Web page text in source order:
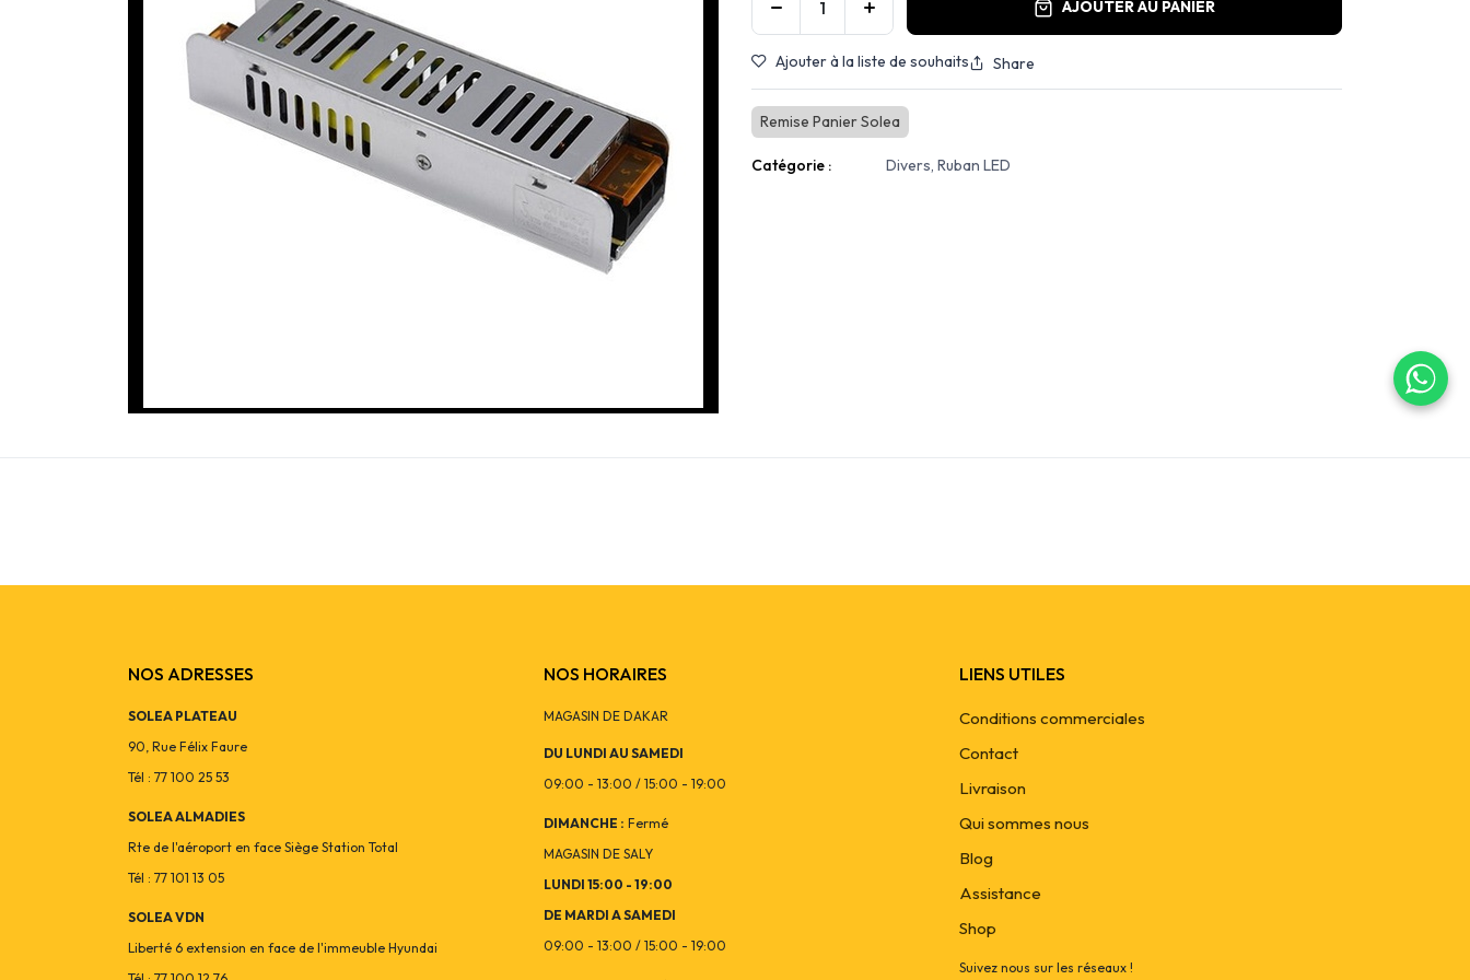
AJOUTER AU PANIER
Ajouter à la liste de souhaits Share
Remise Panier Solea
Catégorie : Divers, Ruban LED
NOS ADRESSES
SOLEA PLATEAU
90, Rue Félix Faure
Tél : 77 100 25 53
SOLEA ALMADIES
Rte de l'aéroport en face Siège Station Total
Tél : 77 101 13 05
SOLEA VDN
Liberté 6 extension en face de l'immeuble Hyundai
NOS HORAIRES
MAGASIN DE DAKAR
DU LUNDI AU SAMEDI
09:00 - 13:00 / 15:00 - 19:00
DIMANCHE : Fermé
MAGASIN DE SALY
LUNDI 15:00 - 19:00
DE MARDI A SAMEDI
09:00 - 13:00 / 15:00 - 19:00
LIENS UTILES
Conditions commerciales
Contact
Livraison
Qui sommes nous
Blog
Assistance
Shop
Suivez nous sur les réseaux !